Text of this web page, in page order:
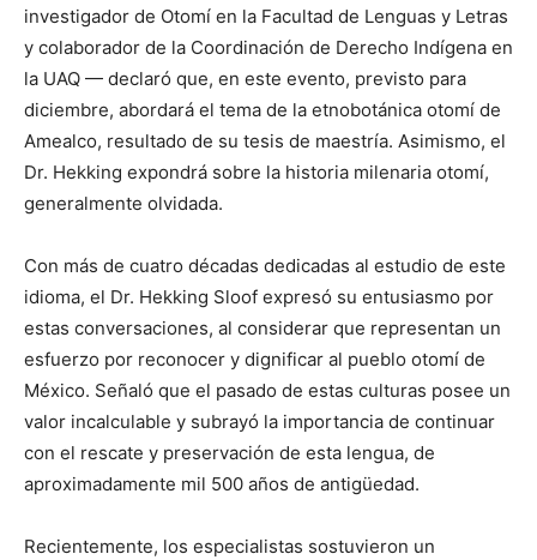
investigador de Otomí en la Facultad de Lenguas y Letras
y colaborador de la Coordinación de Derecho Indígena en
la UAQ — declaró que, en este evento, previsto para
diciembre, abordará el tema de la etnobotánica otomí de
Amealco, resultado de su tesis de maestría. Asimismo, el
Dr. Hekking expondrá sobre la historia milenaria otomí,
generalmente olvidada.
Con más de cuatro décadas dedicadas al estudio de este
idioma, el Dr. Hekking Sloof expresó su entusiasmo por
estas conversaciones, al considerar que representan un
esfuerzo por reconocer y dignificar al pueblo otomí de
México. Señaló que el pasado de estas culturas posee un
valor incalculable y subrayó la importancia de continuar
con el rescate y preservación de esta lengua, de
aproximadamente mil 500 años de antigüedad.
Recientemente, los especialistas sostuvieron un